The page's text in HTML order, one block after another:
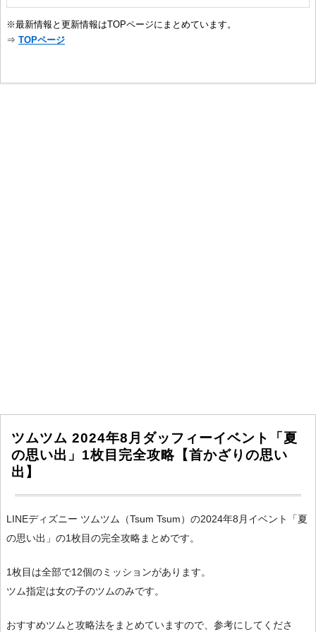
※最新情報と更新情報はTOPページにまとめています。
⇒ TOPページ
ツムツム 2024年8月ダッフィーイベント「夏
の思い出」1枚目完全攻略【首かざりの思い
出】
LINEディズニー ツムツム（Tsum Tsum）の2024年8月イベント「夏
の思い出」の1枚目の完全攻略まとめです。
1枚目は全部で12個のミッションがあります。
ツム指定は女の子のツムのみです。
おすすめツムと攻略法をまとめていますので、参考にしてくださ